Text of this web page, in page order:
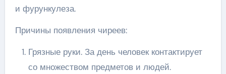
и фурункулеза.
Причины появления чиреев:
Грязные руки. За день человек контактирует
со множеством предметов и людей.